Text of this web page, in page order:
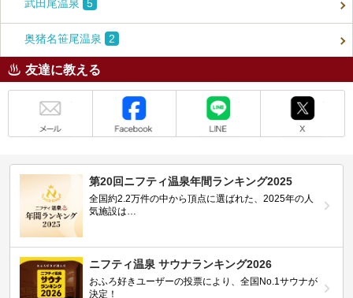
武田尾温泉 5
奥猪名笹尾温泉 2
友達に教える
第20回ニフティ温泉年間ランキング2025
全国約2.2万件の中から頂点に選ばれた、2025年の人
気施設は…
ニフティ温泉 サウナランキング2026
おふろ好きユーザーの投票により、全国No.1サウナが
決定！